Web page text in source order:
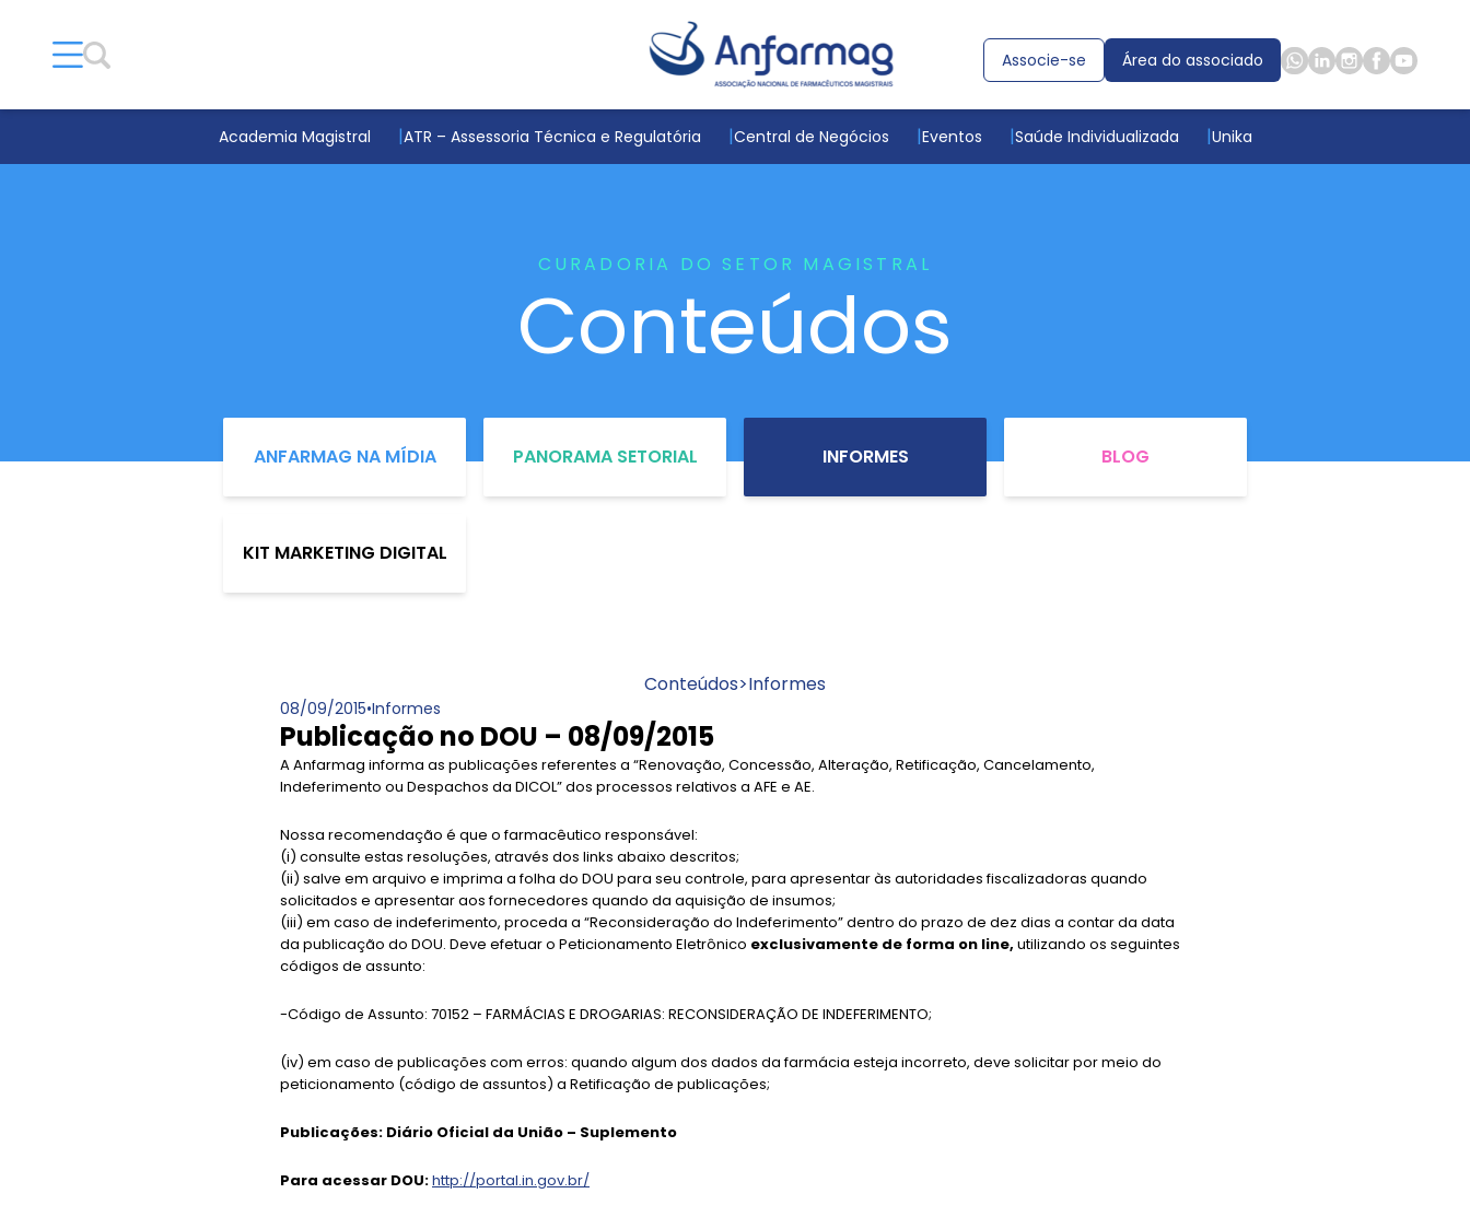
Associe-se Área do associado
Academia Magistral ATR – Assessoria Técnica e Regulatória Central de Negócios Eventos Saúde Individualizada Unika
CURADORIA DO SETOR MAGISTRAL
Conteúdos
ANFARMAG NA MÍDIA PANORAMA SETORIAL INFORMES BLOG
KIT MARKETING DIGITAL
Conteúdos>Informes
08/09/2015•Informes
Publicação no DOU – 08/09/2015
A Anfarmag informa as publicações referentes a “Renovação, Concessão, Alteração, Retificação, Cancelamento,
Indeferimento ou Despachos da DICOL” dos processos relativos a AFE e AE.
Nossa recomendação é que o farmacêutico responsável:
(i) consulte estas resoluções, através dos links abaixo descritos;
(ii) salve em arquivo e imprima a folha do DOU para seu controle, para apresentar às autoridades fiscalizadoras quando
solicitados e apresentar aos fornecedores quando da aquisição de insumos;
(iii) em caso de indeferimento, proceda a “Reconsideração do Indeferimento” dentro do prazo de dez dias a contar da data
da publicação do DOU. Deve efetuar o Peticionamento Eletrônico exclusivamente de forma on line, utilizando os seguintes
códigos de assunto:
-Código de Assunto: 70152 – FARMÁCIAS E DROGARIAS: RECONSIDERAÇÃO DE INDEFERIMENTO;
(iv) em caso de publicações com erros: quando algum dos dados da farmácia esteja incorreto, deve solicitar por meio do
peticionamento (código de assuntos) a Retificação de publicações;
Publicações: Diário Oficial da União – Suplemento
Para acessar DOU:http://portal.in.gov.br/